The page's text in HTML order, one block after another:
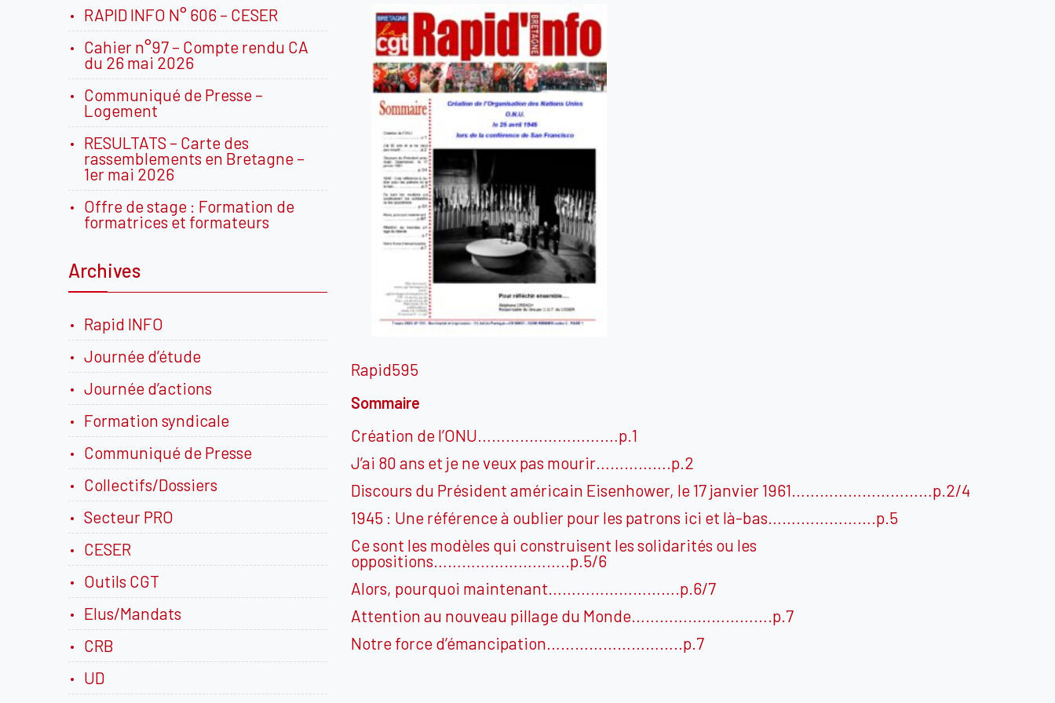
Rapid595
Sommaire
Création de l’ONU………..…………….…p.1
J’ai 80 ans et je ne veux pas mourir…………….p.2
Discours du Président américain Eisenhower, le 17 janvier 1961…………………………p.2/4
1945 : Une référence à oublier pour les patrons ici et là-bas…….…………….p.5
Ce sont les modèles qui construisent les solidarités ou les
oppositions………………………..p.5/6
Alors, pourquoi maintenant……………………….p.6/7
Attention au nouveau pillage du Monde…………..…………….p.7
Notre force d’émancipation………………………..p.7
RAPID INFO N° 606 – CESER
Cahier n°97 – Compte rendu CA
du 26 mai 2026
Communiqué de Presse –
Logement
RESULTATS – Carte des
rassemblements en Bretagne –
1er mai 2026
Offre de stage : Formation de
formatrices et formateurs
Archives
Rapid INFO
Journée d’étude
Journée d’actions
Formation syndicale
Communiqué de Presse
Collectifs/Dossiers
Secteur PRO
CESER
Outils CGT
Elus/Mandats
CRB
UD